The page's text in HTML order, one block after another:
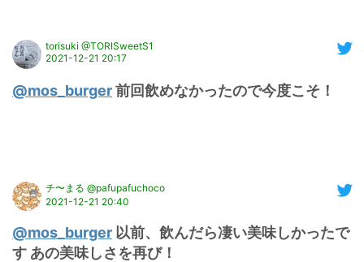
torisuki @TORISweetS1
2021-12-21 20:17
@mos_burger 前回飲めなかったので今度こそ！
チ〜まる @pafupafuchoco
2021-12-21 20:40
@mos_burger 以前、飲んだら凄い美味しかったで
す あの美味しさを再び！